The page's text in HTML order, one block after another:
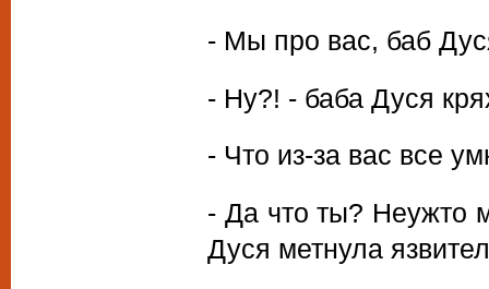
- Мы про вас, баб
- Ну?! - баба Дуся
- Что из-за вас все
- Да что ты? Неужто
Дуся метнула